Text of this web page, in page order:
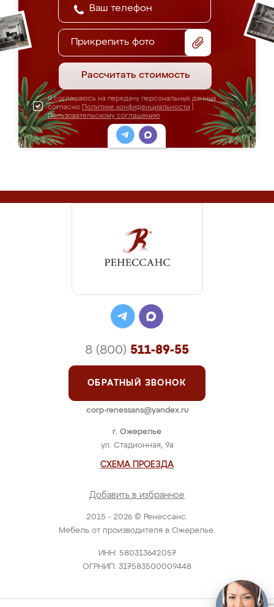
Прикрепить фото
Рассчитать стоимость
Я соглашаюсь на передачу персональных данных
согласно Политике конфиденциальности
Пользовательскому соглашению
2015 - 2026 © Ренессанс.
Мебель от производителя в Ожерелье.
ИНН: 580313642057
ОГРНИП: 317583500009448
г. Ожерелье
ул. Стадионная, 9а
СХЕМА ПРОЕЗДА
Добавить в избранное
8 (800) 511-89-55
ОБРАТНЫЙ ЗВОНОК
corp-renessans@yandex.ru